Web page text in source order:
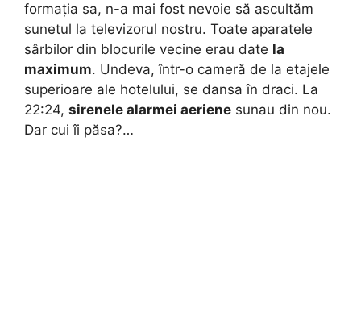
formația sa, n-a mai fost nevoie să ascultăm
sunetul la televizorul nostru. Toate aparatele
sârbilor din blocurile vecine erau date la
maximum. Undeva, într-o cameră de la etajele
superioare ale hotelului, se dansa în draci. La
22:24, sirenele alarmei aeriene sunau din nou.
Dar cui îi păsa?…